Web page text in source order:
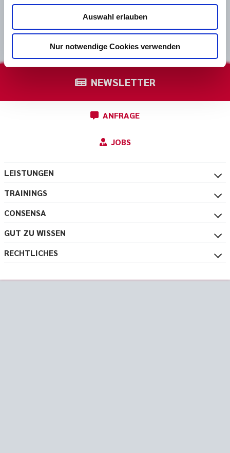
Auswahl erlauben
Nur notwendige Cookies verwenden
NEWSLETTER
ANFRAGE
JOBS
LEISTUNGEN
TRAININGS
CONSENSA
GUT ZU WISSEN
RECHTLICHES